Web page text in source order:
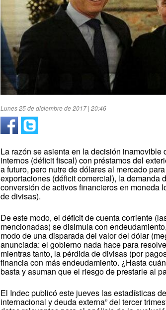
Lunes 25 de diciembre de 2017 | 20:46
La razón se asienta en la decisión
internos (déficit fiscal) con préstamos del
a futuro, pero nutre de dólares al mercado
exportaciones (déficit comercial), la demanda
conversión de activos financieros en moneda
de divisas).
De este modo, el déficit de cuenta corriente
mencionadas) se disimula con
modo de una disparada del valor del dólar
anunciada: el gobierno nada hace para
mientras tanto, la pérdida de divisas (por
financia con más endeudamiento. ¿Hasta
basta y asuman que el riesgo de prestarle al
El Indec publicó este jueves las estadísticas
internacional y deuda externa” del tercer